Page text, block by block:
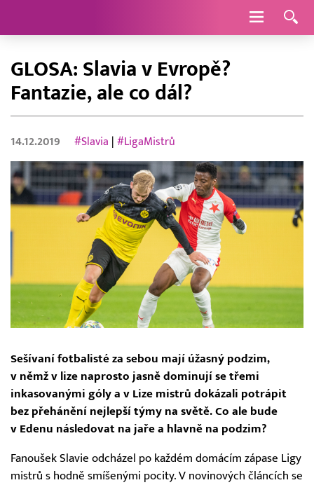
Navigace
GLOSA: Slavia v Evropě?
Fantazie, ale co dál?
14.12.2019 #Slavia |#LigaMistrů
Sešívaní fotbalisté za sebou mají úžasný podzim,
v němž v lize naprosto jasně dominují se třemi
inkasovanými góly a v Lize mistrů dokázali potrápit
bez přehánění nejlepší týmy na světě. Co ale bude
v Edenu následovat na jaře a hlavně na podzim?
Fanoušek Slavie odcházel po každém domácím zápase Ligy
mistrů s hodně smíšenými pocity. V novinových článcích se